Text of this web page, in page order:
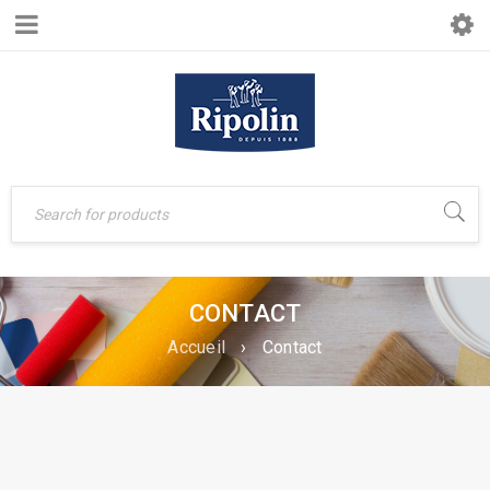
CONTACT
Accueil › Contact